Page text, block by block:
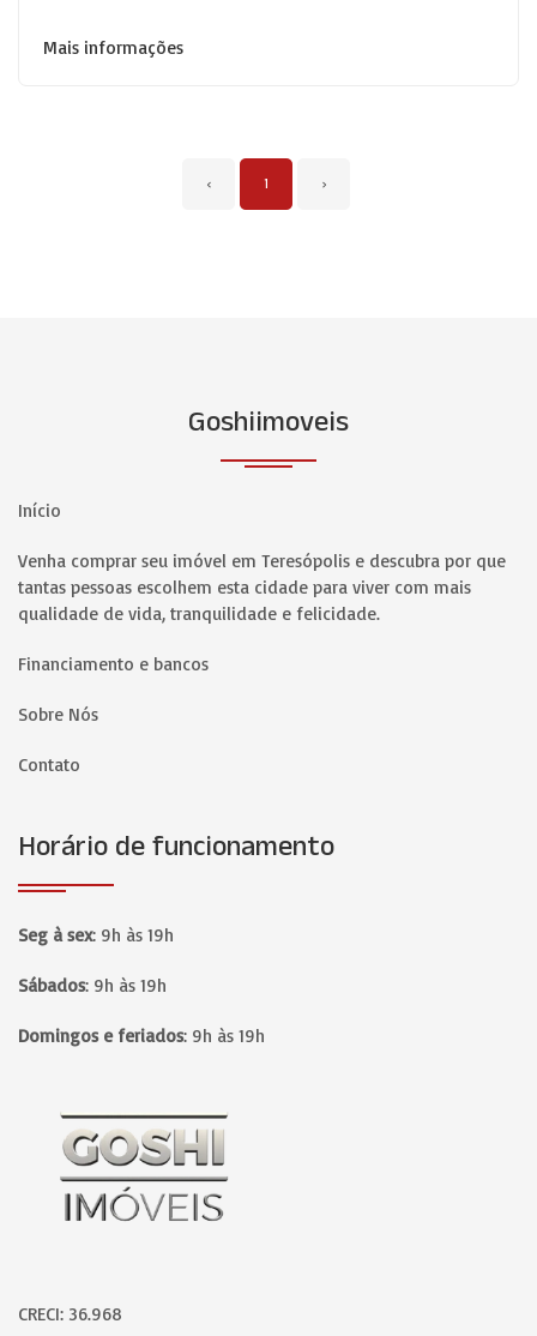
Mais informações
‹ 1 ›
Goshiimoveis
Início
Venha comprar seu imóvel em Teresópolis e descubra por que
tantas pessoas escolhem esta cidade para viver com mais
qualidade de vida, tranquilidade e felicidade.
Financiamento e bancos
Sobre Nós
Contato
Horário de funcionamento
Seg à sex: 9h às 19h
Sábados: 9h às 19h
Domingos e feriados: 9h às 19h
Página inicial
CRECI: 36.968